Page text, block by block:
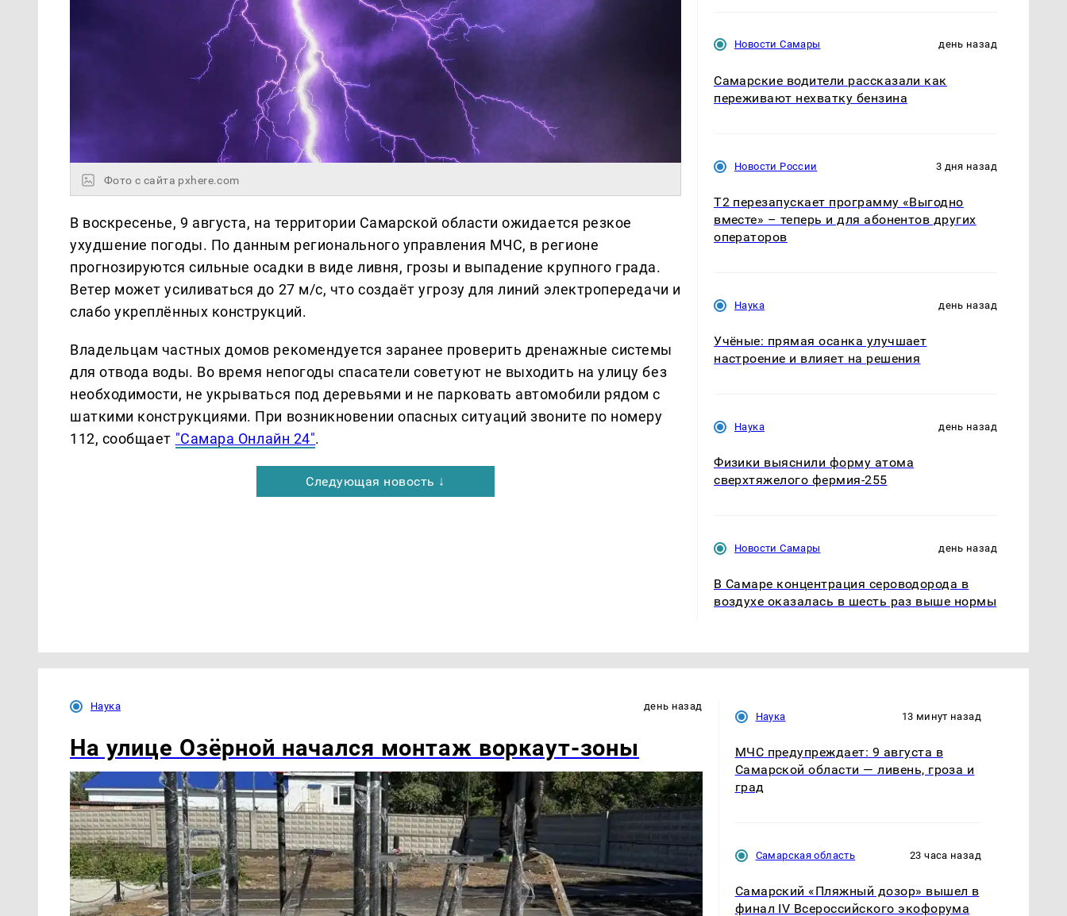
Фото с сайта pxhere.com
В воскресенье, 9 августа, на территории Самарской области ожидается резкое
ухудшение погоды. По данным регионального управления МЧС, в регионе
прогнозируются сильные осадки в виде ливня, грозы и выпадение крупного града.
Ветер может усиливаться до 27 м/с, что создаёт угрозу для линий электропередачи и
слабо укреплённых конструкций.
Владельцам частных домов рекомендуется заранее проверить дренажные системы
для отвода воды. Во время непогоды спасатели советуют не выходить на улицу без
необходимости, не укрываться под деревьями и не парковать автомобили рядом с
шаткими конструкциями. При возникновении опасных ситуаций звоните по номеру
112, сообщает "Самара Онлайн 24".
Следующая новость ↓
Новости Самары день назад
Самарские водители рассказали как
переживают нехватку бензина
Новости России 3 дня назад
Т2 перезапускает программу «Выгодно
вместе» – теперь и для абонентов других
операторов
Наука день назад
Учёные: прямая осанка улучшает
настроение и влияет на решения
Наука день назад
Физики выяснили форму атома
сверхтяжелого фермия-255
Новости Самары день назад
В Самаре концентрация сероводорода в
воздухе оказалась в шесть раз выше нормы
Наука день назад
На улице Озëрной начался монтаж воркаут-зоны
Наука 13 минут назад
МЧС предупреждает: 9 августа в
Самарской области — ливень, гроза и
град
Самарская область 23 часа назад
Самарский «Пляжный дозор» вышел в
финал IV Всероссийского экофорума